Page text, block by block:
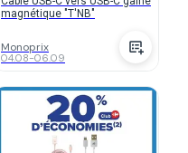
magnétique "T'NB"
Monoprix
04.08-06.09